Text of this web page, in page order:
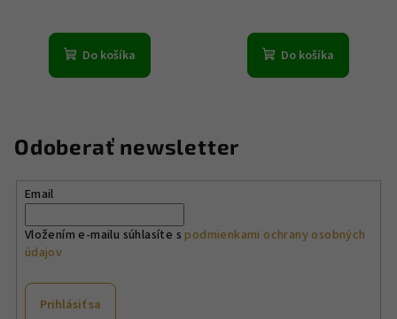
Do košíka Do košíka
Odoberať newsletter
Email
Vložením e-mailu súhlasíte spodmienkami ochrany osobných
údajov
Prihlásiť sa